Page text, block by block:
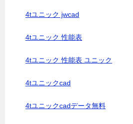
4tユニック jwcad
4tユニック 性能表
4tユニック 性能表 ユニック
4tユニックcad
4tユニックcadデータ無料